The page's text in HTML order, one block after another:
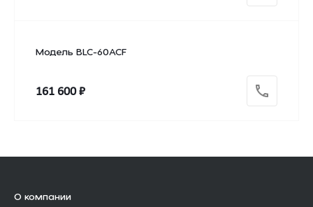
Модель BLC-60ACF
161 600 ₽
О компании